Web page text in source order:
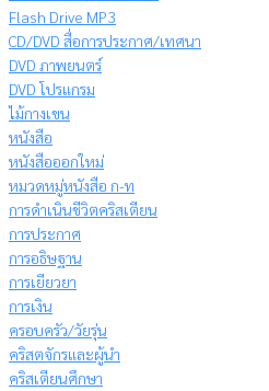
Flash Drive MP3
CD/DVD สื่อการประกาศ/เทศนา
DVD ภาพยนตร์
DVD โปรแกรม
ไม้กางเขน
หนังสือ
หนังสือออกใหม่
หมวดหมู่หนังสือ ก-ท
การดำเนินชีวิตคริสเตียน
การประกาศ
การอธิษฐาน
การเยียวยา
การเงิน
ครอบครัว/วัยรุ่น
คริสตจักรและผู้นำ
คริสเตียนศึกษา